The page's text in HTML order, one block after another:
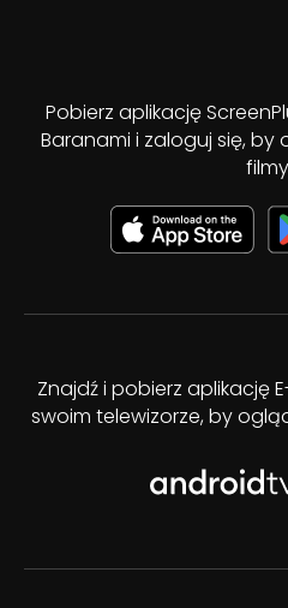
Pobierz aplikację
Baranami i zaloguj się,
Znajdź i pobierz aplikację
swoim telewizorze, by